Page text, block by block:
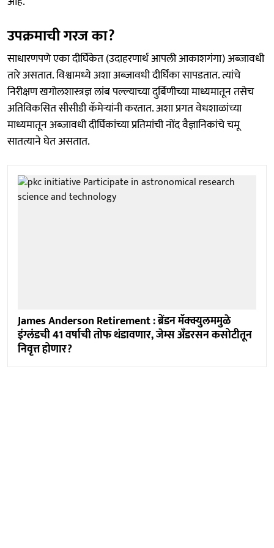
उपक्रमाची गरज का?
साधारणपणे एका दीर्घिकेत (उदाहरणार्थ आपली आकाशगंगा) अब्जावधी
तारे असतात. विश्वामध्ये अशा अब्जावधी दीर्घिका सापडतात. त्यांचे
निरीक्षण खगोलशास्त्रज्ञ लांब पल्ल्याच्या दुर्बिणीच्या माध्यमातून तसेच
अतिविकसित सीसीडी कॅमेऱ्यांनी करतात. अशा प्रगत वेधशाळांच्या
माध्यमातून अब्जावधी दीर्घिकांच्या प्रतिमांची नोंद वैज्ञानिकांचे चमू
सातत्याने घेत असतात.
James Anderson Retirement : ब्रेंडन मॅक्क्युलममुळे
इंग्लंडची 41 वर्षाची तोफ थंडावणार, जेम्स अँडरसन कसोटीतून
निवृत्त होणार?